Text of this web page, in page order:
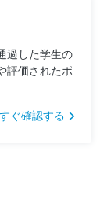
過した学生の
評価されたポ
ぐ確認する